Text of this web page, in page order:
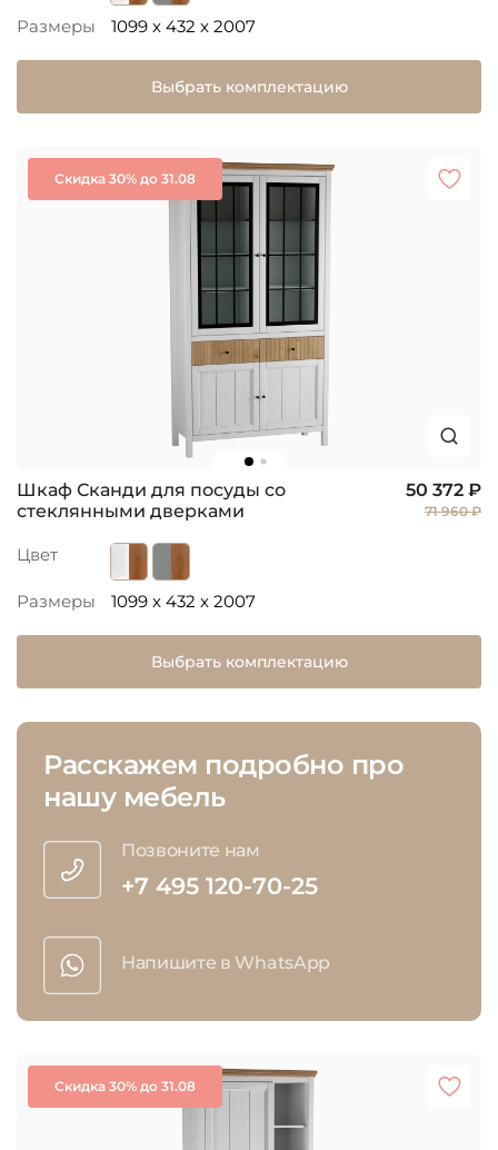
Размеры 1099 x 432 x 2007
Выбрать комплектацию
Скидка 30% до 31.08
Шкаф Сканди для посуды со
стеклянными дверками
50 372 ₽
71 960 ₽
Цвет
Размеры 1099 x 432 x 2007
Выбрать комплектацию
Расскажем подробно про
нашу мебель
Позвоните нам
+7 495 120-70-25
Напишите в WhatsApp
Скидка 30% до 31.08